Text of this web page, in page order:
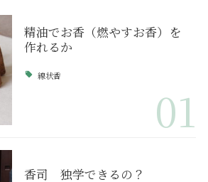
精油でお香（燃やすお香）を
作れるか
線状香
01
香司 独学できるの？